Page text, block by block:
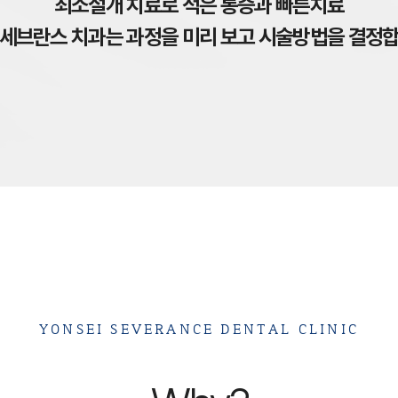
브란스 치과는 과정을 미리 보고 시술방법을 결정
YONSEI SEVERANCE DENTAL CLINIC